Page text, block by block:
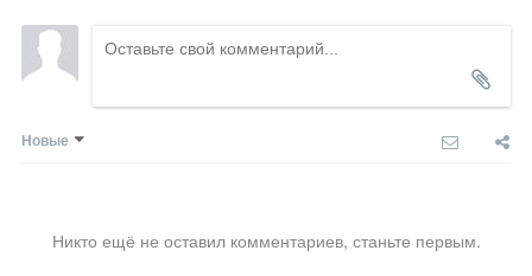
Новые
Никто ещё не оставил комментариев, станьте первым.